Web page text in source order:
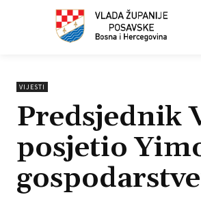
VIJESTI
Predsjednik
posjetio